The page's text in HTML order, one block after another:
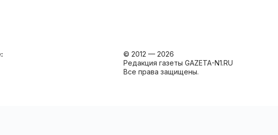
© 2012 — 2026
Редакция газеты GAZETA-N1.RU
Все права защищены.